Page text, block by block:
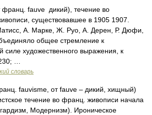
fauve дикий), течение во
существовавшее в 1905 1907.
А. Марке, Ж. Руо, А. Дерен, Р. Дюфи,
общее стремление к
силе художественного выражения, к
…
словарь
fauvisme, от fauve – дикий, хищный)
течение во франц. живописи начала
Модернизм). Ироническое